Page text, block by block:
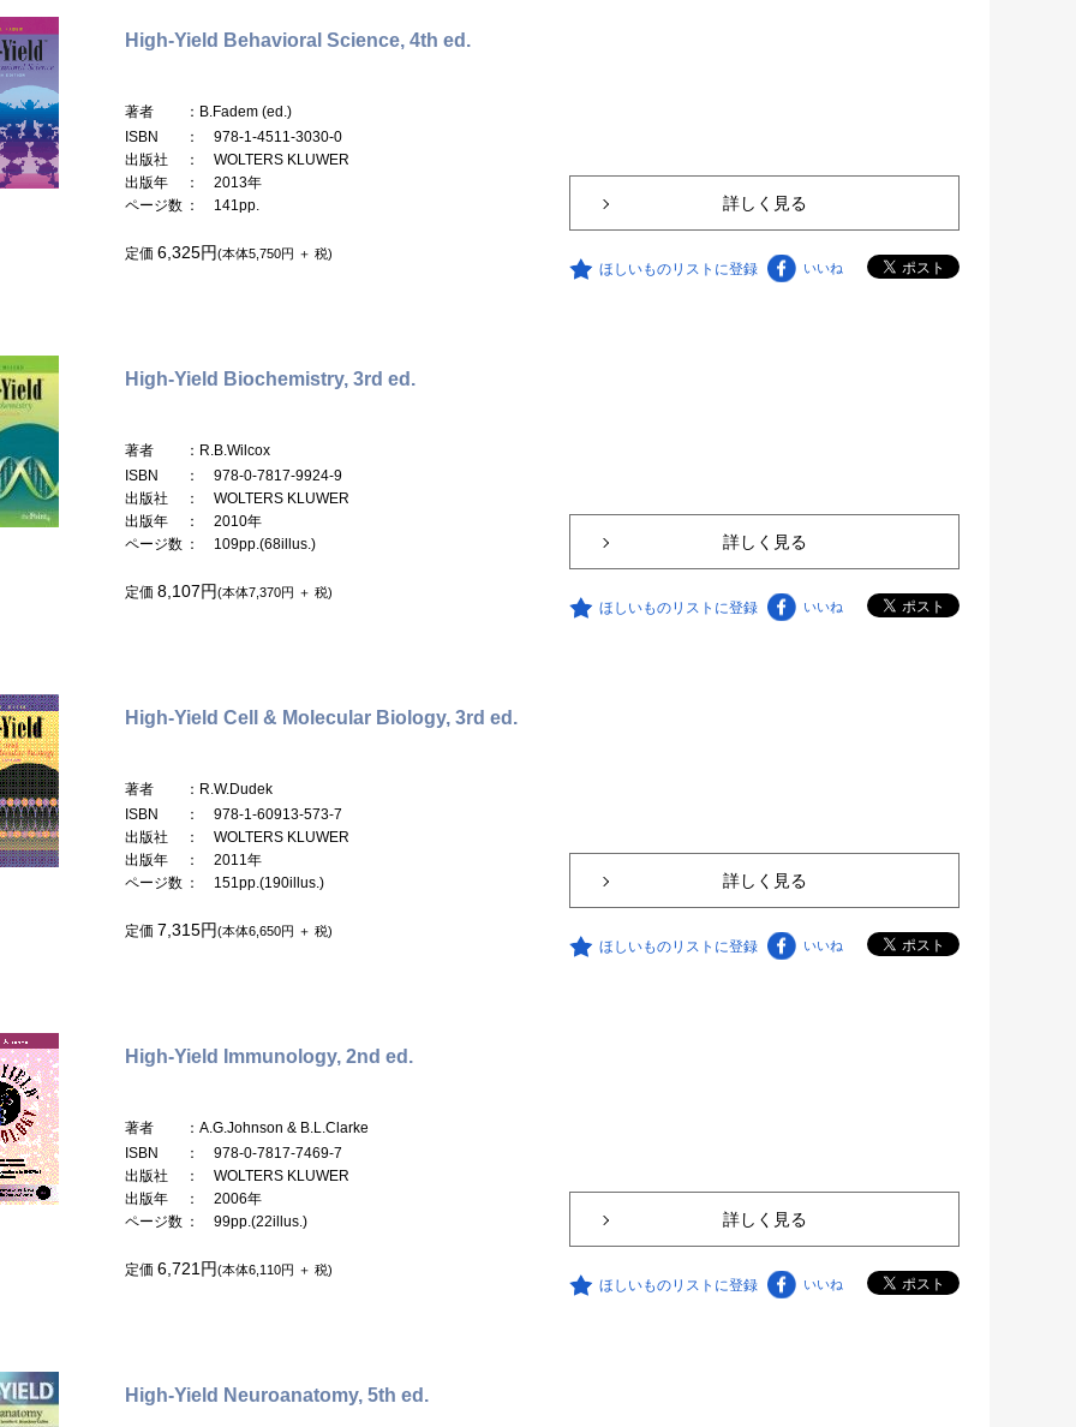
High-Yield Behavioral Science, 4th ed.
著者
：B.Fadem (ed.)
ISBN
： 978-1-4511-3030-0
出版社
： WOLTERS KLUWER
出版年
： 2013年
ページ数 ： 141pp.
定価 6,325円(本体5,750円 ＋ 税)
詳しく見る
ほしいものリストに登録 いいね
High-Yield Biochemistry, 3rd ed.
著者
：R.B.Wilcox
ISBN
： 978-0-7817-9924-9
出版社
： WOLTERS KLUWER
出版年
： 2010年
ページ数 ： 109pp.(68illus.)
定価 8,107円(本体7,370円 ＋ 税)
詳しく見る
ほしいものリストに登録 いいね
High-Yield Cell & Molecular Biology, 3rd ed.
著者
：R.W.Dudek
ISBN
： 978-1-60913-573-7
出版社
： WOLTERS KLUWER
出版年
： 2011年
ページ数 ： 151pp.(190illus.)
定価 7,315円(本体6,650円 ＋ 税)
詳しく見る
ほしいものリストに登録 いいね
High-Yield Immunology, 2nd ed.
著者
：A.G.Johnson & B.L.Clarke
ISBN
： 978-0-7817-7469-7
出版社
： WOLTERS KLUWER
出版年
： 2006年
ページ数 ： 99pp.(22illus.)
定価 6,721円(本体6,110円 ＋ 税)
詳しく見る
ほしいものリストに登録 いいね
High-Yield Neuroanatomy, 5th ed.